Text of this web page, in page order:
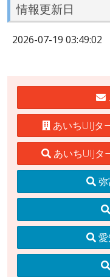
情報更新日
2026-07-19 03:49:02
あいちUIJタ
あいちUIJタ